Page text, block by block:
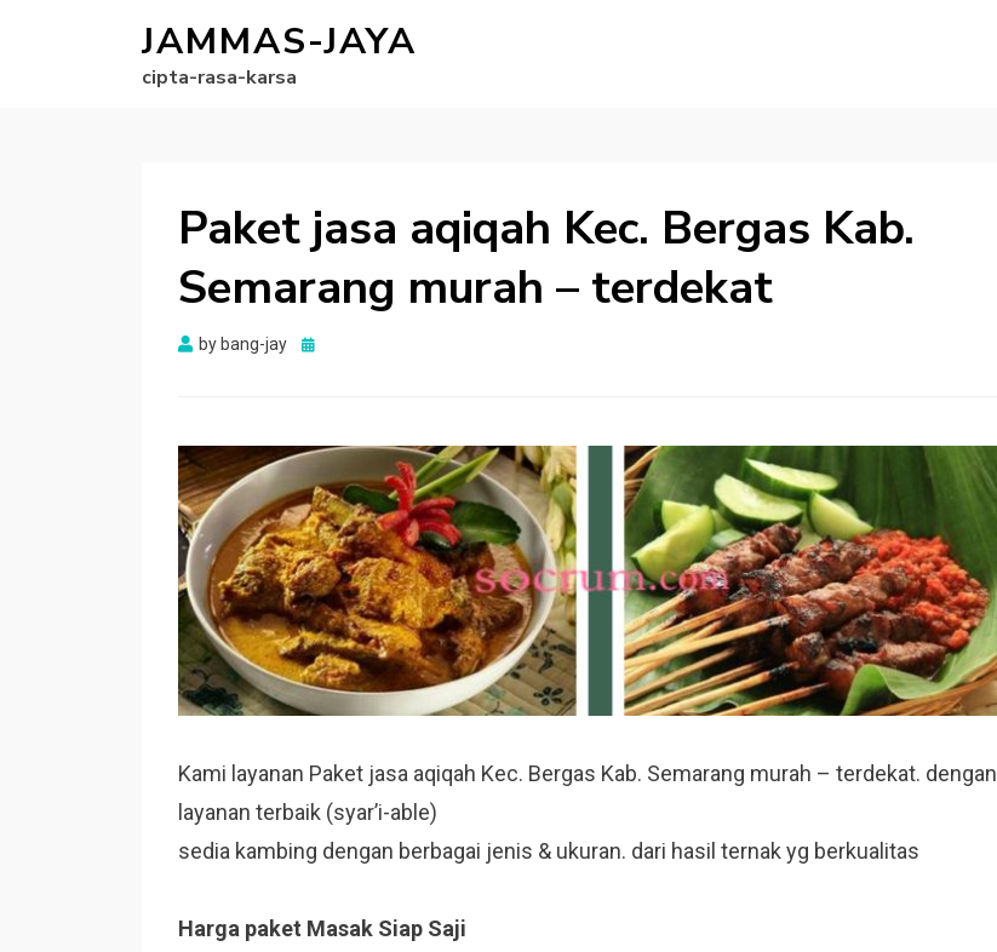
JAMMAS-JAYA
cipta-rasa-karsa
Paket jasa aqiqah Kec. Bergas Kab.
Semarang murah – terdekat
by bang-jay
Posted
Kami layanan Paket jasa aqiqah Kec. Bergas Kab. Semarang murah – terdekat. dengan
layanan terbaik (syar’i-able)
sedia kambing dengan berbagai jenis & ukuran. dari hasil ternak yg berkualitas
Harga paket Masak Siap Saji